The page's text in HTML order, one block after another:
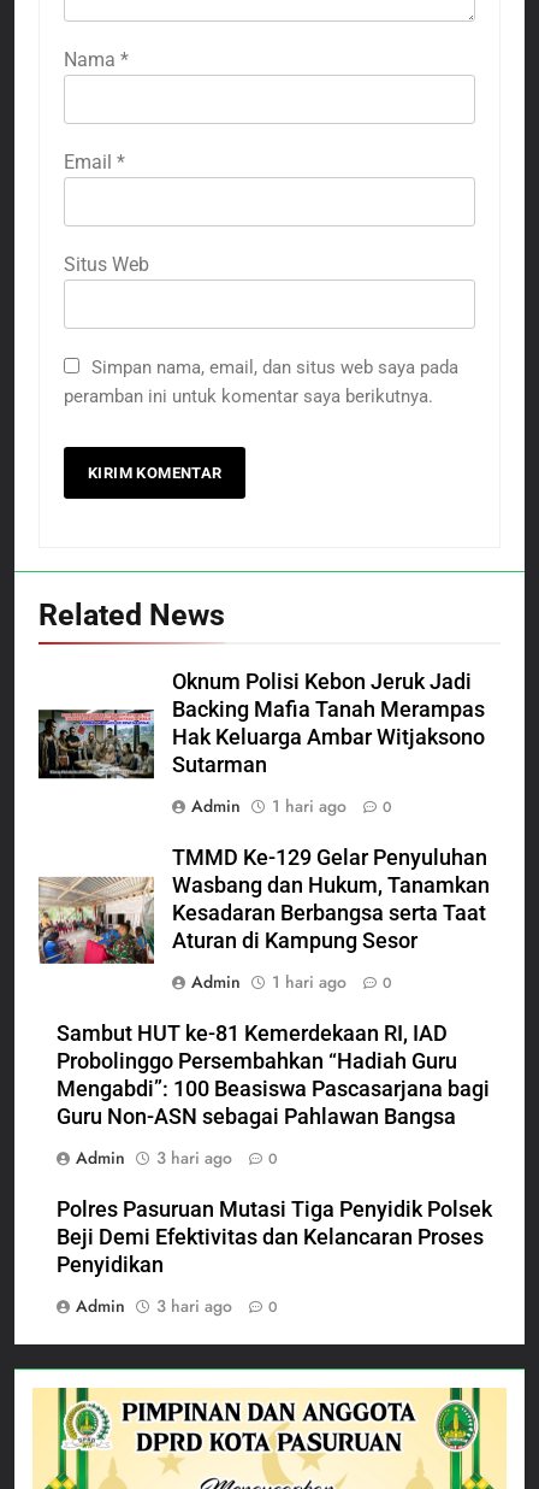
Nama *
Email *
Situs Web
Simpan nama, email, dan situs web saya pada
peramban ini untuk komentar saya berikutnya.
Related News
Oknum Polisi Kebon Jeruk Jadi
Backing Mafia Tanah Merampas
Hak Keluarga Ambar Witjaksono
Sutarman
Admin
1 hari ago 0
TMMD Ke-129 Gelar Penyuluhan
Wasbang dan Hukum, Tanamkan
Kesadaran Berbangsa serta Taat
Aturan di Kampung Sesor
Admin
1 hari ago 0
Sambut HUT ke-81 Kemerdekaan RI, IAD
Probolinggo Persembahkan “Hadiah Guru
Mengabdi”: 100 Beasiswa Pascasarjana bagi
Guru Non-ASN sebagai Pahlawan Bangsa
Admin
3 hari ago 0
Polres Pasuruan Mutasi Tiga Penyidik Polsek
Beji Demi Efektivitas dan Kelancaran Proses
Penyidikan
Admin
3 hari ago 0